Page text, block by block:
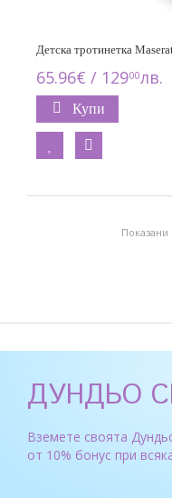
Детска тротинетка
65.96€ / 12900лв.
Купи
Показани
ДУНДЬО
Вземете своята
от 10% бонус при